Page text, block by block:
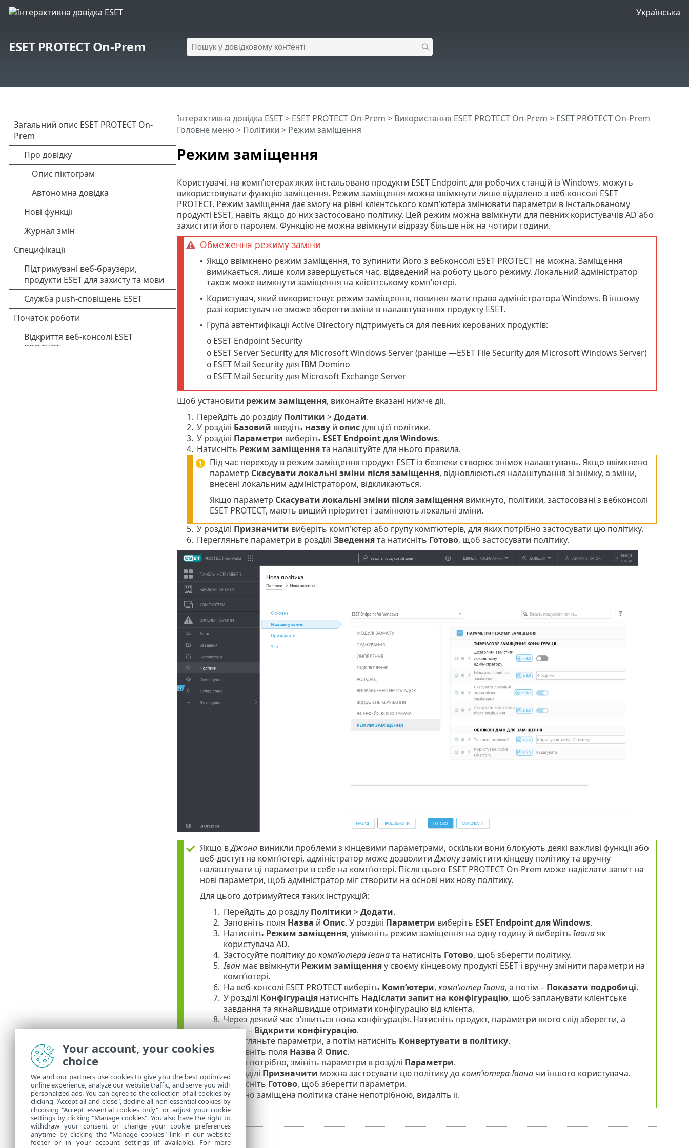
Українська
ESET PROTECT On-Prem
Режим заміщення
Інтерактивна довідка ESET> ESET PROTECT On-Prem > Використання ESET PROTECT On-Prem > ESET PROTECT On-Prem
Головне меню> Політики > Режим заміщення
Користувачі, на комп’ютерах яких інстальовано продукти ESET Endpoint для робочих станцій із Windows, можуть
використовувати функцію заміщення. Режим заміщення можна ввімкнути лише віддалено з веб-консолі ESET
PROTECT. Режим заміщення дає змогу на рівні клієнтського комп’ютера змінювати параметри в інстальованому
продукті ESET, навіть якщо до них застосовано політику. Цей режим можна ввімкнути для певних користувачів AD або
захистити його паролем. Функцію не можна ввімкнути відразу більше ніж на чотири години.
Обмеження режиму заміни
• Якщо ввімкнено режим заміщення, то зупинити його з вебконсолі ESET PROTECT не можна. Заміщення
вимикається, лише коли завершується час, відведений на роботу цього режиму. Локальний адміністратор
також може вимкнути заміщення на клієнтському комп’ютері.
• Користувач, який використовує режим заміщення, повинен мати права адміністратора Windows. В іншому
разі користувач не зможе зберегти зміни в налаштуваннях продукту ESET.
• Група автентифікації Active Directory підтримується для певних керованих продуктів:
o ESET Endpoint Security
o ESET Server Security для Microsoft Windows Server (раніше —ESET File Security для Microsoft Windows Server)
o ESET Mail Security для IBM Domino
o ESET Mail Security для Microsoft Exchange Server
Щоб установити режим заміщення, виконайте вказані нижче дії.
1. Перейдіть до розділу Політики >Додати.
2. У розділі Базовий введіть назвуй описдля цієї політики.
3. У розділі Параметри виберіть ESET Endpoint для Windows.
4. Натисніть Режим заміщеннята налаштуйте для нього правила.
Під час переходу в режим заміщення продукт ESET із безпеки створює знімок налаштувань. Якщо ввімкнено
параметр Скасувати локальні зміни після заміщення, відновлюються налаштування зі знімку, а зміни,
внесені локальним адміністратором, відкликаються.
Якщо параметр Скасувати локальні зміни після заміщеннявимкнуто, політики, застосовані з вебконсолі
ESET PROTECT, мають вищий пріоритет і замінюють локальні зміни.
5. У розділі Призначити виберіть комп’ютер або групу комп’ютерів, для яких потрібно застосувати цю політику.
6. Перегляньте параметри в розділі Зведеннята натисніть Готово, щоб застосувати політику.
Якщо вДжонавиникли проблеми з кінцевими параметрами, оскільки вони блокують деякі важливі функції або
веб-доступ на комп’ютері, адміністратор може дозволитиДжонузамістити кінцеву політику та вручну
налаштувати ці параметри в себе на комп’ютері. Після цього ESET PROTECT On-Prem може надіслати запит на
нові параметри, щоб адміністратор міг створити на основі них нову політику.
Для цього дотримуйтеся таких інструкцій:
1. Перейдіть до розділу Політики >Додати.
2. Заповніть поля Назва й Опис. У розділі Параметри виберіть ESET Endpoint для Windows.
3. Натисніть Режим заміщення, увімкніть режим заміщення на одну годину й виберітьІванаяк
користувача AD.
4. Застосуйте політику до комп’ютера Іваната натисніть Готово, щоб зберегти політику.
5. Іван має ввімкнути Режим заміщенняу своєму кінцевому продукті ESET і вручну змінити параметри на
комп’ютері.
6. На веб-консолі ESET PROTECT виберіть Комп’ютери, комп’ютер Івана, а потім – Показати подробиці.
7. У розділі Конфігураціянатисніть Надіслати запит на конфігурацію, щоб запланувати клієнтське
завдання та якнайшвидше отримати конфігурацію від клієнта.
8. Через деякий час з’явиться нова конфігурація. Натисніть продукт, параметри якого слід зберегти, а
потім – Відкрити конфігурацію.
Перегляньте параметри, а потім натисніть Конвертувати в політику.
10.
Заповніть поля Назва й Опис.
Якщо потрібно, змініть параметри в розділі Параметри.
12.У розділі Призначити можна застосувати цю політику до комп’ютера Іваначи іншого користувача.
13.Натисніть Готово, щоб зберегти параметри.
14.Щойно заміщена політика стане непотрібною, видаліть її.
Your account, your cookies
choice
We and our partners use cookies to give you the best optimized
online experience, analyze our website traffic, and serve you with
personalized ads. You can agree to the collection of all cookies by
clicking "Accept all and close", decline all non-essential cookies by
choosing "Accept essential cookies only", or adjust your cookie
settings by clicking "Manage cookies". You also have the right to
withdraw your consent or change your cookie preferences
anytime by clicking the "Manage cookies" link in our website
footer or in your account settings (if available). For more